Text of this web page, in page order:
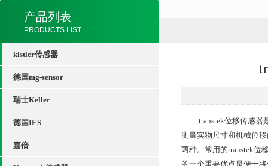
产品列表
PRODUCTS LIST
kistler传感器
德国mg-sensor
瑞士Keller
德国IES
嘉倍
transtek位移传感器是
测量实物尺寸和机械位
两种。常用的transtek位
的一个重要优点是便于